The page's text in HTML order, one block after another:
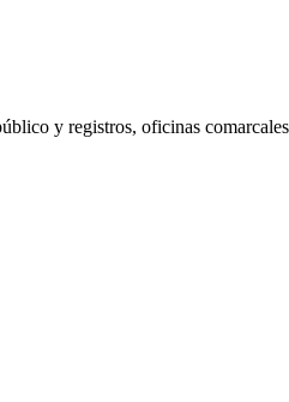
y registros, oficinas